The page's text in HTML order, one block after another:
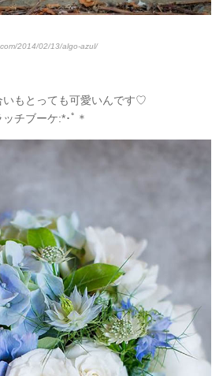
2014/02/13/algo-azul/
いもとっても可愛いんです♡
チブーケ:*･ﾟ＊